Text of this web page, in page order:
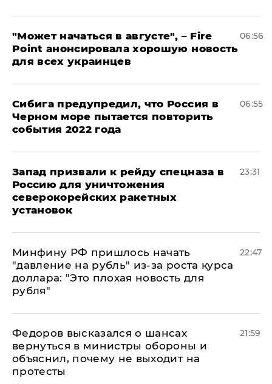
"Может начаться в августе", – Fire
Point анонсировала хорошую новость
для всех украинцев
06:56
Сибига предупредил, что Россия в
Черном море пытается повторить
события 2022 года
06:55
Запад призвали к рейду спецназа в
Россию для уничтожения
северокорейских ракетных
установок
23:31
Минфину РФ пришлось начать
"давление на рубль" из-за роста курса
доллара: "Это плохая новость для
рубля"
22:47
Федоров высказался о шансах
вернуться в министры обороны и
объяснил, почему не выходит на
протесты
21:59